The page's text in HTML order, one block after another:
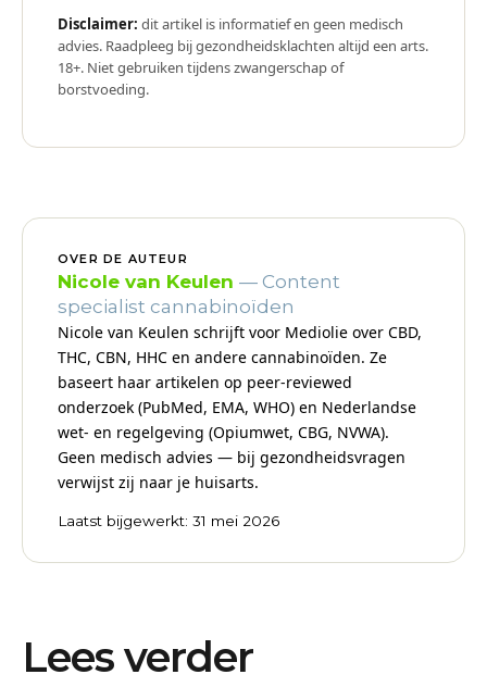
Disclaimer: dit artikel is informatief en geen medisch
advies. Raadpleeg bij gezondheidsklachten altijd een arts.
18+. Niet gebruiken tijdens zwangerschap of
borstvoeding.
OVER DE AUTEUR
Nicole van Keulen — Content
specialist cannabinoïden
Nicole van Keulen schrijft voor Mediolie over CBD,
THC, CBN, HHC en andere cannabinoïden. Ze
baseert haar artikelen op peer-reviewed
onderzoek (PubMed, EMA, WHO) en Nederlandse
wet- en regelgeving (Opiumwet, CBG, NVWA).
Geen medisch advies — bij gezondheidsvragen
verwijst zij naar je huisarts.
Laatst bijgewerkt: 31 mei 2026
Lees verder